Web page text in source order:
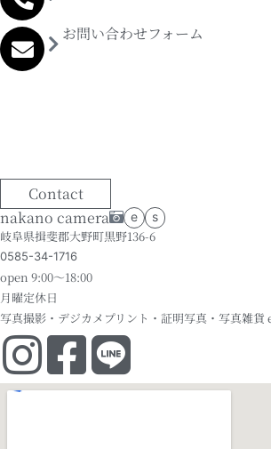
お問い合わせフォーム
Contact
nakano camera
e s
岐阜県揖斐郡大野町黒野136-6
0585-34-1716
open 9:00～18:00
月曜定休日
写真撮影・デジカメプリント・証明写真・写真雑貨